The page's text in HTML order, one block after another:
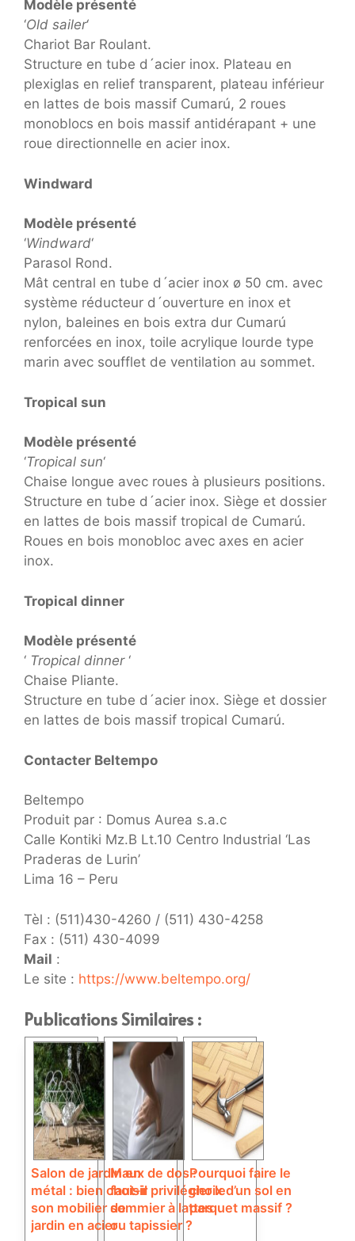
Modèle présenté
‘Old sailer‘
Chariot Bar Roulant.
Structure en tube d´acier inox. Plateau en
plexiglas en relief transparent, plateau inférieur
en lattes de bois massif Cumarú, 2 roues
monoblocs en bois massif antidérapant + une
roue directionnelle en acier inox.
Windward
Modèle présenté
‘Windward‘
Parasol Rond.
Mât central en tube d´acier inox ø 50 cm. avec
système réducteur d´ouverture en inox et
nylon, baleines en bois extra dur Cumarú
renforcées en inox, toile acrylique lourde type
marin avec soufflet de ventilation au sommet.
Tropical sun
Modèle présenté
‘Tropical sun‘
Chaise longue avec roues à plusieurs positions.
Structure en tube d´acier inox. Siège et dossier
en lattes de bois massif tropical de Cumarú.
Roues en bois monobloc avec axes en acier
inox.
Tropical dinner
Modèle présenté
‘ Tropical dinner ‘
Chaise Pliante.
Structure en tube d´acier inox. Siège et dossier
en lattes de bois massif tropical Cumarú.
Contacter Beltempo
Beltempo
Produit par : Domus Aurea s.a.c
Calle Kontiki Mz.B Lt.10 Centro Industrial ‘Las
Praderas de Lurin’
Lima 16 – Peru
Tèl : (511)430-4260 / (511) 430-4258
Fax : (511) 430-4099
Mail :
Le site : https://www.beltempo.org/
Publications Similaires :
Salon de jardin en
métal : bien choisir
son mobilier de
jardin en acier
Maux de dos :
faut-il privilégier le
sommier à lattes
ou tapissier ?
Pourquoi faire le
choix d’un sol en
parquet massif ?